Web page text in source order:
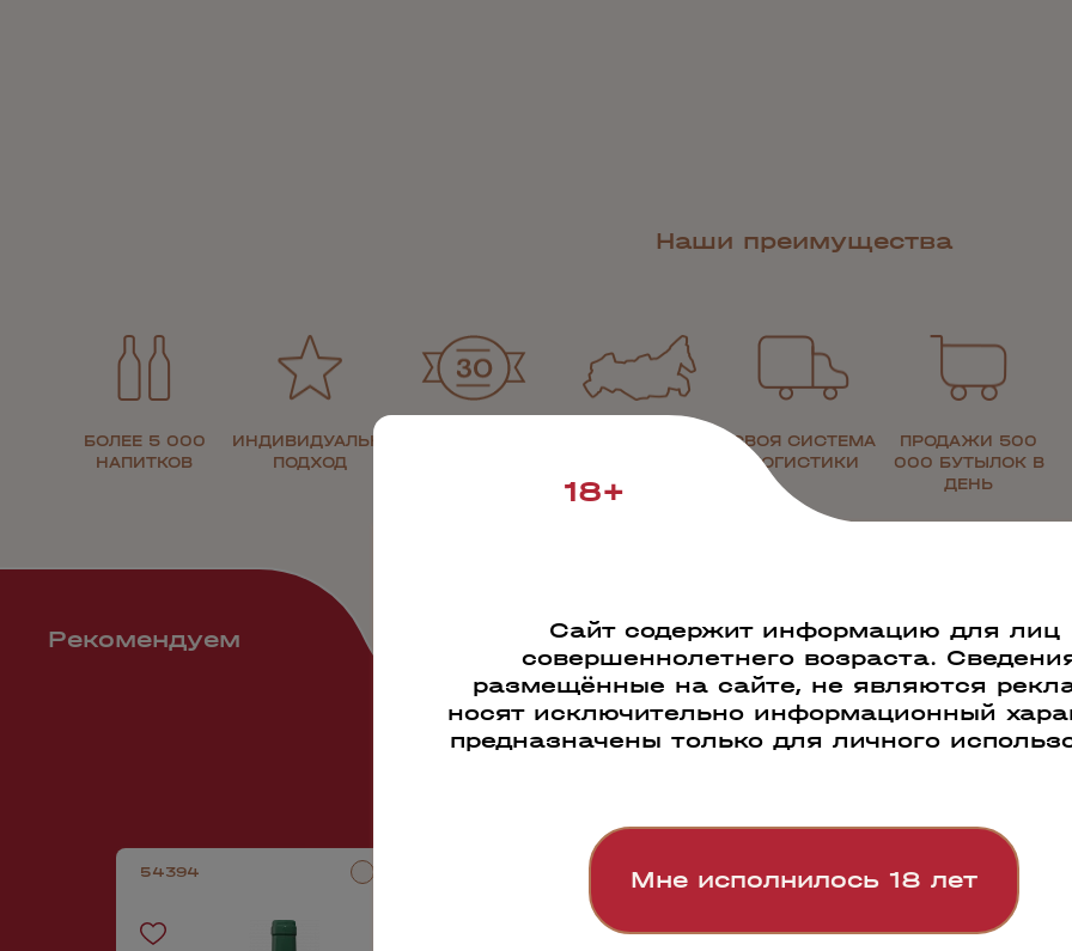
Наши преимущества
БОЛЕЕ 5 000
НАПИТКОВ
ИНДИВИДУАЛЬНЫЙ
ПОДХОД
СВОЯ СИСТЕМА
ЛОГИСТИКИ
ПРОДАЖИ 500
000 БУТЫЛОК В
ДЕНЬ
Рекомендуем
54394 43692
18+
Сайт содержит информацию для лиц
совершеннолетнего возраста.
размещённые на сайте, не являются
носят исключительно информационный
предназначены только для личного
Мне исполнилось 18 лет